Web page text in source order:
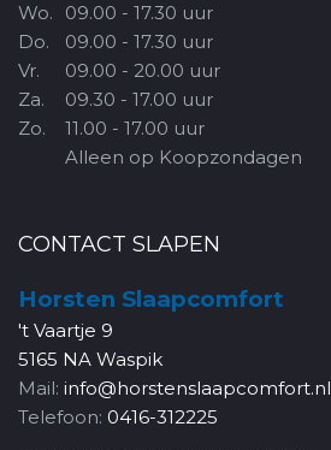
Wo.
Do.
Vr.
Za.
Zo.
09.00 - 17.30 uur
09.00 - 17.30 uur
09.00 - 20.00 uur
09.30 - 17.00 uur
11.00 - 17.00 uur
Alleen op Koopzondagen
CONTACT SLAPEN
Horsten Slaapcomfort
't Vaartje 9
5165 NA Waspik
Mail: info@horstenslaapcomfort.nl
Telefoon: 0416-312225